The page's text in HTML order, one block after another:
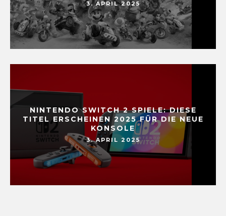
3. APRIL 2025
NINTENDO SWITCH 2 SPIELE: DIESE
TITEL ERSCHEINEN 2025 FÜR DIE NEUE
KONSOLE
3. APRIL 2025